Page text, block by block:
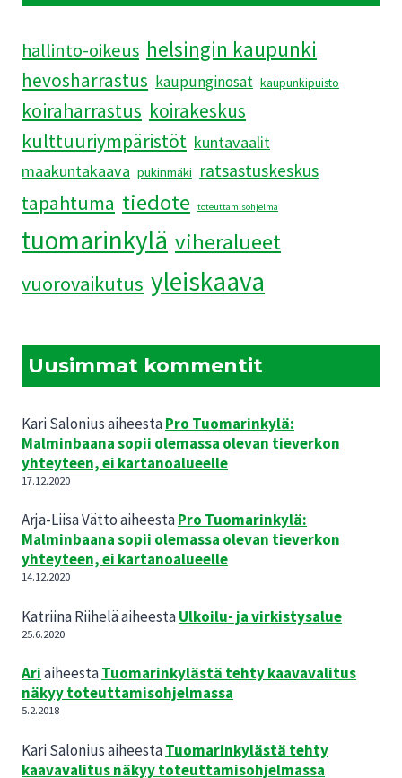
hallinto-oikeus helsingin kaupunki
hevosharrastus kaupunginosat kaupunkipuisto
koiraharrastus koirakeskus
kulttuuriympäristöt kuntavaalit
maakuntakaava pukinmäki ratsastuskeskus
tapahtuma tiedote toteuttamisohjelma
tuomarinkylä viheralueet
vuorovaikutus yleiskaava
Uusimmat kommentit
Kari SaloniusaiheestaPro Tuomarinkylä:
Malminbaana sopii olemassa olevan tieverkon
yhteyteen, ei kartanoalueelle
17.12.2020
Arja-Liisa VättoaiheestaPro Tuomarinkylä:
Malminbaana sopii olemassa olevan tieverkon
yhteyteen, ei kartanoalueelle
14.12.2020
Katriina RiiheläaiheestaUlkoilu- ja virkistysalue
25.6.2020
AriaiheestaTuomarinkylästä tehty kaavavalitus
näkyy toteuttamisohjelmassa
5.2.2018
Kari SaloniusaiheestaTuomarinkylästä tehty
kaavavalitus näkyy toteuttamisohjelmassa